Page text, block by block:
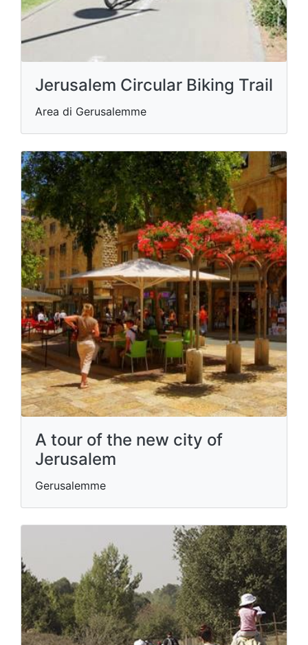
Jerusalem Circular Biking Trail
Area di Gerusalemme
A tour of the new city of
Jerusalem
Gerusalemme